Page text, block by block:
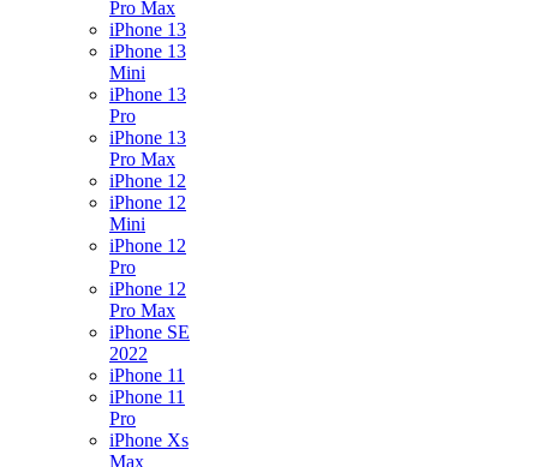
Pro Max
iPhone 13
iPhone 13
Mini
iPhone 13
Pro
iPhone 13
Pro Max
iPhone 12
iPhone 12
Mini
iPhone 12
Pro
iPhone 12
Pro Max
iPhone SE
2022
iPhone 11
iPhone 11
Pro
iPhone Xs
Max